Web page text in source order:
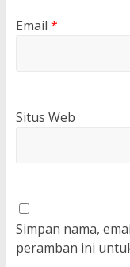
Email *
Situs Web
Simpan nama,
peramban ini